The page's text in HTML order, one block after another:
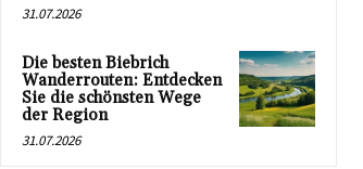
31.07.2026
Die besten Biebrich
Wanderrouten: Entdecken
Sie die schönsten Wege
der Region
31.07.2026